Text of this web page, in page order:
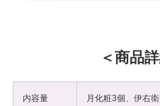
商品
内容量
月化粧3個、伊右